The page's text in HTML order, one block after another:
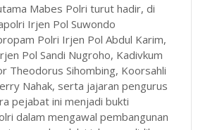
Mabes Polri turut hadir, di
Irjen Pol Suwondo
Polri Irjen Pol Abdul Karim,
Pol Sandi Nugroho, Kadivkum
Theodorus Sihombing, Koorsahli
Nahak, serta jajaran pengurus
pejabat ini menjadi bukti
dalam mengawal pembangunan